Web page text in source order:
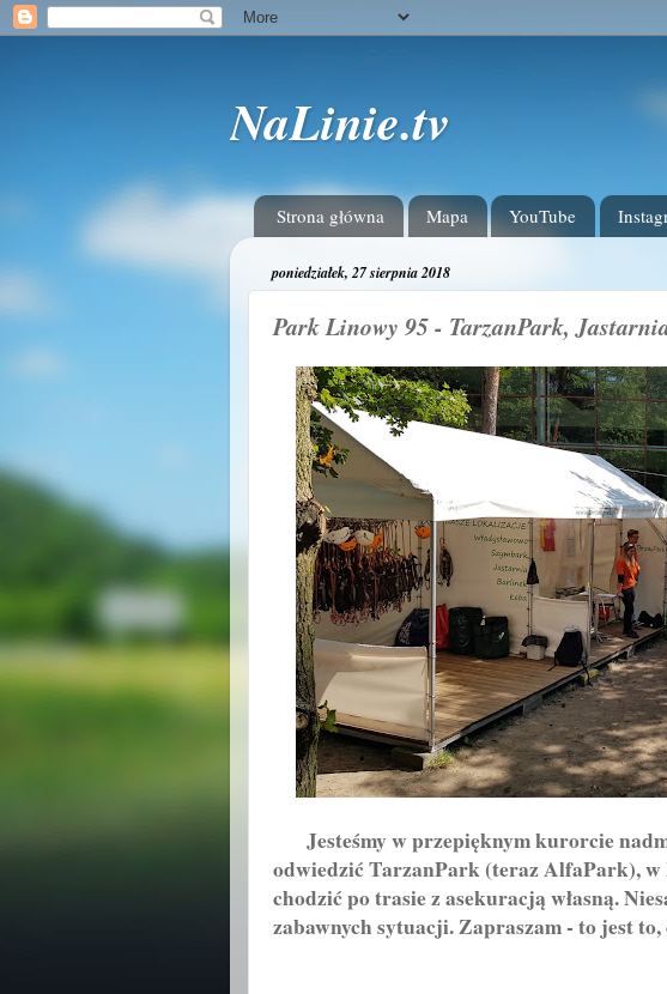
NaLinie.tv
Strona główna Mapa YouTube
poniedziałek, 27 sierpnia 2018
Park Linowy 95 - TarzanPark,
Jesteśmy w przepięknym kurorcie
odwiedzić TarzanPark (teraz AlfaPark),
chodzić po trasie z asekuracją własną.
zabawnych sytuacji. Zapraszam - to jest to,